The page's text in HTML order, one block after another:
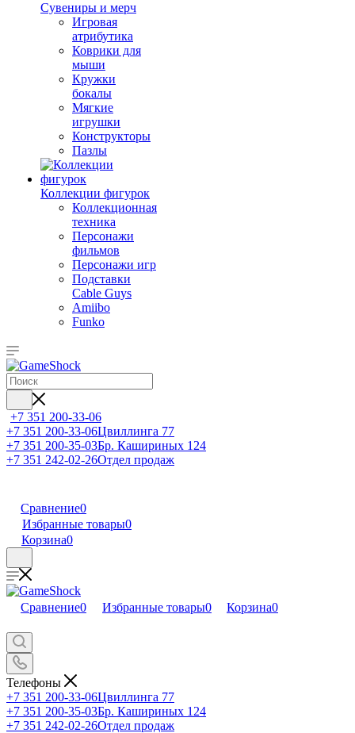
Сувениры и мерч
Игровая
атрибутика
Коврики для
мыши
Кружки
бокалы
Мягкие
игрушки
Конструкторы
Пазлы
Коллекции фигурок
Коллекционная
техника
Персонажи
фильмов
Персонажи игр
Подставки
Cable Guys
Amiibo
Funko
+7 351 200-33-06
+7 351 200-33-06Цвиллинга 77
+7 351 200-35-03Бр. Кашириных 124
+7 351 242-02-26Отдел продаж
Сравнение0
Избранные товары0
Корзина0
Сравнение0 Избранные товары0 Корзина0
Телефоны
+7 351 200-33-06Цвиллинга 77
+7 351 200-35-03Бр. Кашириных 124
+7 351 242-02-26Отдел продаж